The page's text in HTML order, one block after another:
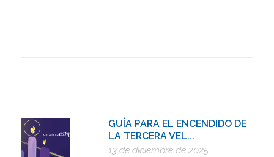
GUÍA PARA EL ENCENDIDO DE
LA TERCERA VEL...
13 de diciembre de 2025